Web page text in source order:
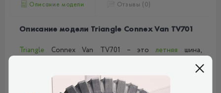
Описание модели Отзывы (0)
Описание модели Triangle Connex Van TV701
Triangle Connex Van TV701 – этолетняя шина,
грузовиках и микроавтобусах. Отлично подходит для
езды хорошо асфальтированным дорожным покрытием.